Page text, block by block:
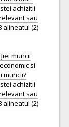
achizitii
sau
alineatul (2)
muncii
si-
muncii?
achizitii
sau
alineatul (2)